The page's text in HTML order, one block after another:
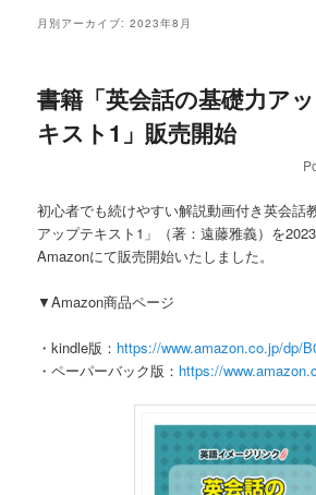
ン
ツ
へ
移
テ
へ
移
動
月別アーカイブ:2023年8月
書籍「英会話の基礎力ア
キスト1」販売開始
初心者でも続けやすい解説動画付き英会話
アップテキスト1」（著：遠藤雅義）を
Amazonにて販売開始いたしました。
▼Amazon商品ページ
・kindle版： https://www.amazon.co.jp/dp/
・ペーパーバック版： https://